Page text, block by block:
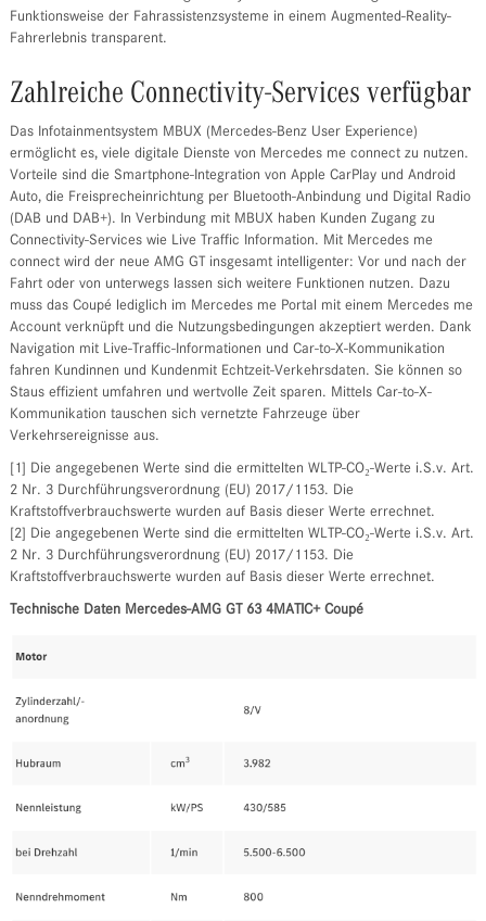
Funktionsweise der Fahrassistenzsysteme in einem Augmented-Reality-
Fahrerlebnis transparent.
Zahlreiche Connectivity-Services verfügbar
Das Infotainmentsystem MBUX (Mercedes-Benz User Experience)
ermöglicht es, viele digitale Dienste von Mercedes me connect zu nutzen.
Vorteile sind die Smartphone-Integration von Apple CarPlay und Android
Auto, die Freisprecheinrichtung per Bluetooth-Anbindung und Digital Radio
(DAB und DAB+). In Verbindung mit MBUX haben Kunden Zugang zu
Connectivity-Services wie Live Traffic Information. Mit Mercedes me
connect wird der neue AMG GT insgesamt intelligenter: Vor und nach der
Fahrt oder von unterwegs lassen sich weitere Funktionen nutzen. Dazu
muss das Coupé lediglich im Mercedes me Portal mit einem Mercedes me
Account verknüpft und die Nutzungsbedingungen akzeptiert werden. Dank
Navigation mit Live-Traffic-Informationen und Car-to-X-Kommunikation
fahren Kundinnen und Kundenmit Echtzeit-Verkehrsdaten. Sie können so
Staus effizient umfahren und wertvolle Zeit sparen. Mittels Car-to-X-
Kommunikation tauschen sich vernetzte Fahrzeuge über
Verkehrsereignisse aus.
[1] Die angegebenen Werte sind die ermittelten WLTP-CO₂-Werte i.S.v. Art.
2 Nr. 3 Durchführungsverordnung (EU) 2017/1153. Die
Kraftstoffverbrauchswerte wurden auf Basis dieser Werte errechnet.
[2] Die angegebenen Werte sind die ermittelten WLTP-CO₂-Werte i.S.v. Art.
2 Nr. 3 Durchführungsverordnung (EU) 2017/1153. Die
Kraftstoffverbrauchswerte wurden auf Basis dieser Werte errechnet.
Technische Daten Mercedes-AMG GT 63 4MATIC+ Coupé